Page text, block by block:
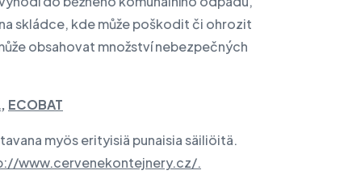
skládce, kde může poškodit či ohrozit
obsahovat množství nebezpečných
, ECOBAT
myös erityisiä punaisia säiliöitä.
www.cervenekontejnery.cz/.